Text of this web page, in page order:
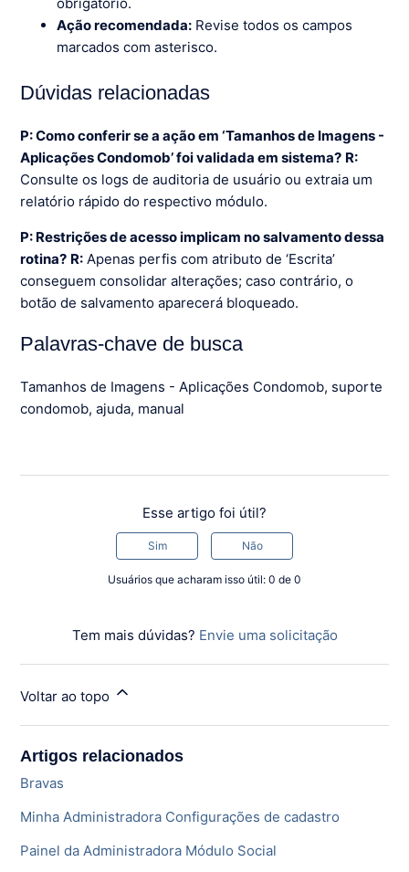
Ação recomendada: Revise todos os campos
marcados com asterisco.
Dúvidas relacionadas
P: Como conferir se a ação em ‘Tamanhos de Imagens -
Aplicações Condomob’ foi validada em sistema? R:
Consulte os logs de auditoria de usuário ou extraia um
relatório rápido do respectivo módulo.
P: Restrições de acesso implicam no salvamento dessa
rotina? R: Apenas perfis com atributo de ‘Escrita’
conseguem consolidar alterações; caso contrário, o
botão de salvamento aparecerá bloqueado.
Palavras-chave de busca
Tamanhos de Imagens - Aplicações Condomob, suporte
condomob, ajuda, manual
Esse artigo foi útil?
Sim Não
Usuários que acharam isso útil: 0 de 0
Tem mais dúvidas? Envie uma solicitação
Voltar ao topo
Artigos relacionados
Bravas
Minha Administradora Configurações de cadastro
Painel da Administradora Módulo Social